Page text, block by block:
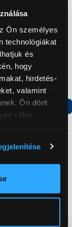
Ön személyes
technológiákat
és
hogy
hirdetés-
valamint
Ön dönt
célra.
konkrét
adatlap